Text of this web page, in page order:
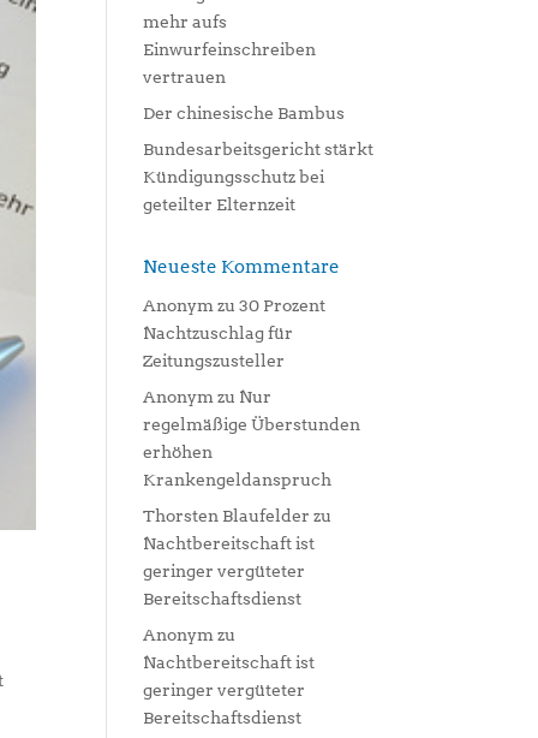
mehr aufs
Einwurfeinschreiben
vertrauen
Der chinesische Bambus
Bundesarbeitsgericht stärkt
Kündigungsschutz bei
geteilter Elternzeit
Neueste Kommentare
Anonym zu30 Prozent
Nachtzuschlag für
Zeitungszusteller
Anonym zu Nur
regelmäßige Überstunden
erhöhen
Krankengeldanspruch
Thorsten Blaufelder zu
Nachtbereitschaft ist
geringer vergüteter
Bereitschaftsdienst
Anonym zu
Nachtbereitschaft ist
geringer vergüteter
Bereitschaftsdienst